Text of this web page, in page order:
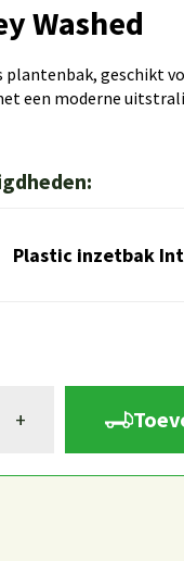
Washed
geschikt
een moderne
Plastic inzetbak
+